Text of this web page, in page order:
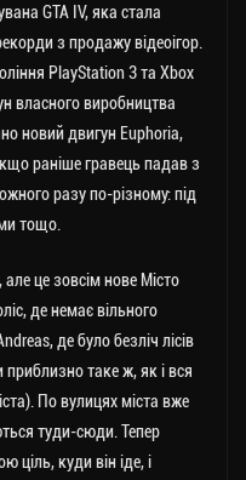
GTA IV, яка стала
з продажу відеоігор.
PlayStation 3 та Xbox
власного виробництва
новий двигун Euphoria,
раніше гравець падав з
разу по-різному: під
тощо.
але це зовсім нове Місто
де немає вільного
де було безліч лісів
таке ж, як і вся
По вулицях міста вже
туди-сюди. Тепер
ціль, куди він іде, і